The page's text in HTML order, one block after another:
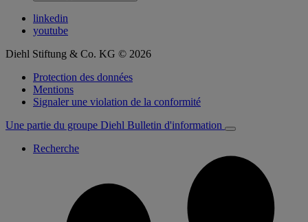
linkedin
youtube
Diehl Stiftung & Co. KG © 2026
Protection des données
Mentions
Signaler une violation de la conformité
Une partie du groupe Diehl Bulletin d'information
Recherche